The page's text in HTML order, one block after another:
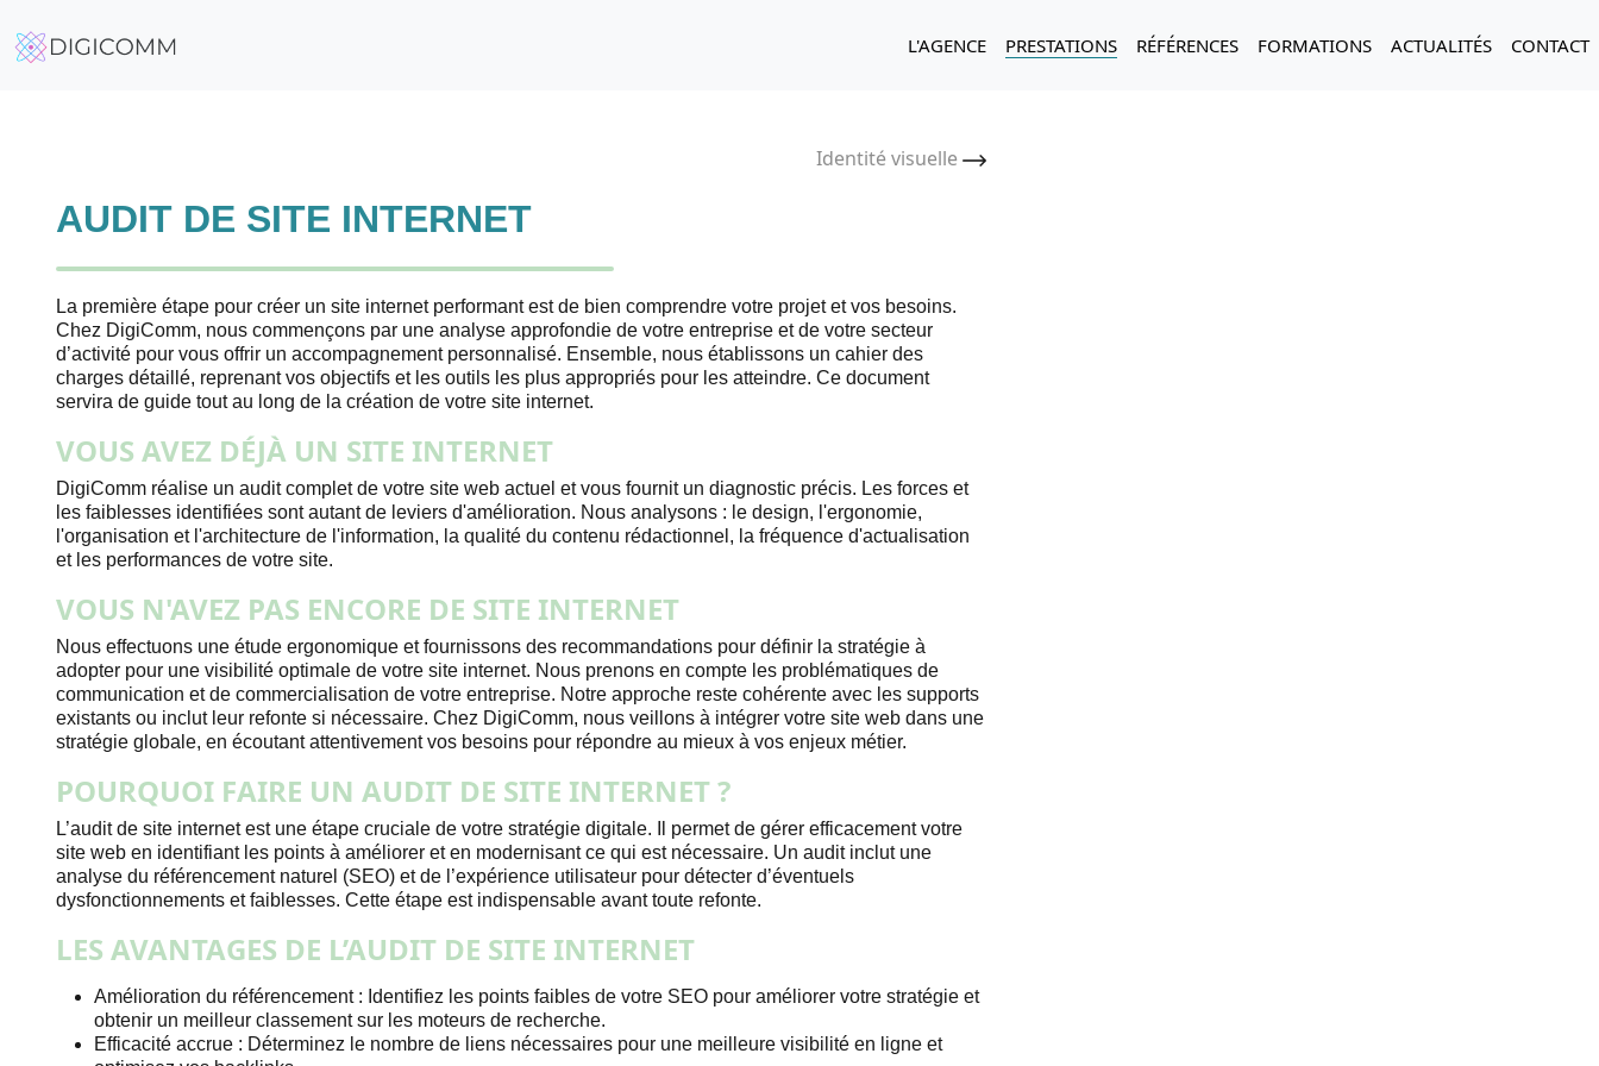
L'AGENCE PRESTATIONS RÉFÉRENCES FORMATIONS ACTUALITÉS CONTACT
Identité visuelle
AUDIT DE SITE INTERNET
La première étape pour créer un site internet performant est de bien comprendre votre projet et vos besoins.
Chez DigiComm, nous commençons par une analyse approfondie de votre entreprise et de votre secteur
d’activité pour vous offrir un accompagnement personnalisé. Ensemble, nous établissons un cahier des
charges détaillé, reprenant vos objectifs et les outils les plus appropriés pour les atteindre. Ce document
servira de guide tout au long de la création de votre site internet.
VOUS AVEZ DÉJÀ UN SITE INTERNET
DigiComm réalise un audit complet de votre site web actuel et vous fournit un diagnostic précis. Les forces et
les faiblesses identifiées sont autant de leviers d'amélioration. Nous analysons : le design, l'ergonomie,
l'organisation et l'architecture de l'information, la qualité du contenu rédactionnel, la fréquence d'actualisation
et les performances de votre site.
VOUS N'AVEZ PAS ENCORE DE SITE INTERNET
Nous effectuons une étude ergonomique et fournissons des recommandations pour définir la stratégie à
adopter pour une visibilité optimale de votre site internet. Nous prenons en compte les problématiques de
communication et de commercialisation de votre entreprise. Notre approche reste cohérente avec les supports
existants ou inclut leur refonte si nécessaire. Chez DigiComm, nous veillons à intégrer votre site web dans une
stratégie globale, en écoutant attentivement vos besoins pour répondre au mieux à vos enjeux métier.
POURQUOI FAIRE UN AUDIT DE SITE INTERNET ?
L’audit de site internet est une étape cruciale de votre stratégie digitale. Il permet de gérer efficacement votre
site web en identifiant les points à améliorer et en modernisant ce qui est nécessaire. Un audit inclut une
analyse du référencement naturel (SEO) et de l’expérience utilisateur pour détecter d’éventuels
dysfonctionnements et faiblesses. Cette étape est indispensable avant toute refonte.
LES AVANTAGES DE L’AUDIT DE SITE INTERNET
Amélioration du référencement : Identifiez les points faibles de votre SEO pour améliorer votre stratégie et
obtenir un meilleur classement sur les moteurs de recherche.
Efficacité accrue : Déterminez le nombre de liens nécessaires pour une meilleure visibilité en ligne et